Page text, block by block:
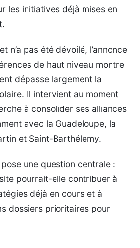
les initiatives déjà mises en
n’a pas été dévoilé, l’annonce
de haut niveau montre
dépasse largement la
Il intervient au moment
à consolider ses alliances
avec la Guadeloupe, la
et Saint-Barthélemy.
une question centrale :
pourrait-elle contribuer à
déjà en cours et à
dossiers prioritaires pour